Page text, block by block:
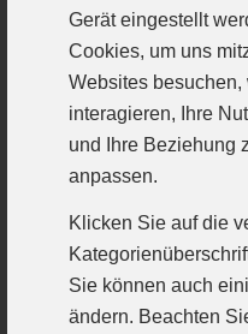
Gerät eingestellt
Cookies, um uns
Websites
interagieren, Ihre
und Ihre Beziehung
anpassen.
Klicken Sie auf die
Sie können auch
ändern. Beachten
Schiedsrichter nicht
zu
von übereifrigen
wieder still
amerikanische
Soweit soll es